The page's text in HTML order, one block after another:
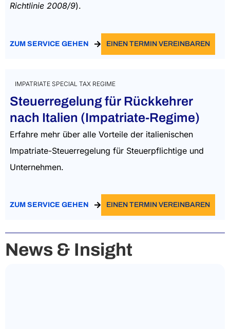
Richtlinie 2008/9).
ZUM SERVICE GEHEN EINEN TERMIN VEREINBAREN
IMPATRIATE SPECIAL TAX REGIME
Steuerregelung für Rückkehrer
nach Italien (Impatriate-Regime)
Erfahre mehr über alle Vorteile der italienischen
Impatriate-Steuerregelung für Steuerpflichtige und
Unternehmen.
ZUM SERVICE GEHEN EINEN TERMIN VEREINBAREN
News & Insight